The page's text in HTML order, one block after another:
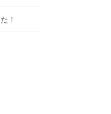
！